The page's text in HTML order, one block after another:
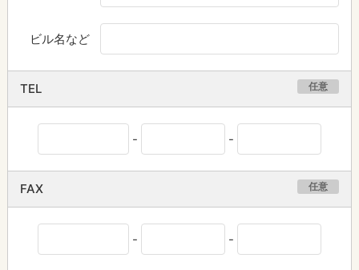
ビル名など
TEL 任意
- -
FAX 任意
- -